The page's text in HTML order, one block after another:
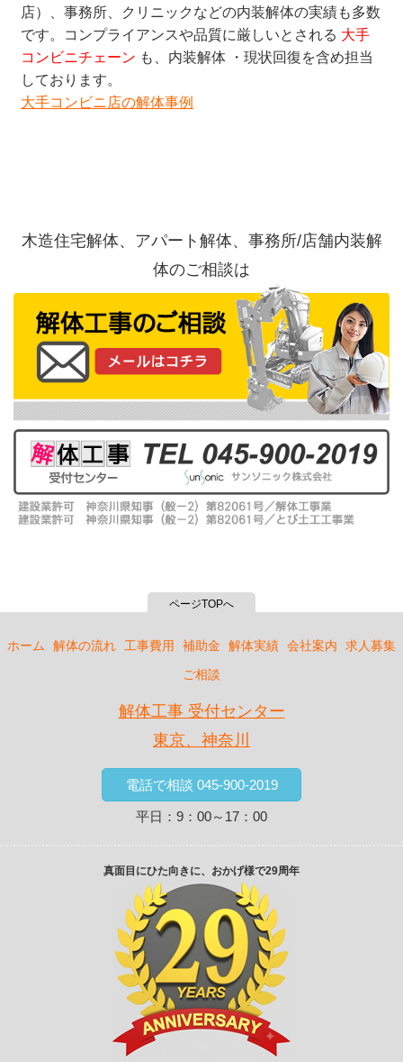
店）、事務所、クリニックなどの内装解体の実績も多数
です。コンプライアンスや品質に厳しいとされる 大手
コンビニチェーン も、内装解体 ・現状回復を含め担当
しております。
大手コンビニ店の解体事例
木造住宅解体、アパート解体、事務所/店舗内装解
体のご相談は
ページTOPへ
ホーム 解体の流れ 工事費用 補助金 解体実績 会社案内
求人募集
ご相談
解体工事 受付センター
東京、神奈川
電話で相談 045-900-2019
平日：9：00～17：00
真面目にひた向きに、おかげ様で29周年